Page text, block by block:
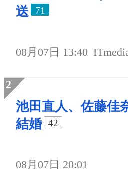
送
71
08月07日 13:40
池田直人、佐藤佳
結婚
42
08月07日 20:01